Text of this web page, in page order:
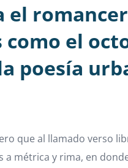
el
como el
poesía
que al llamado verso
a métrica y rima, en